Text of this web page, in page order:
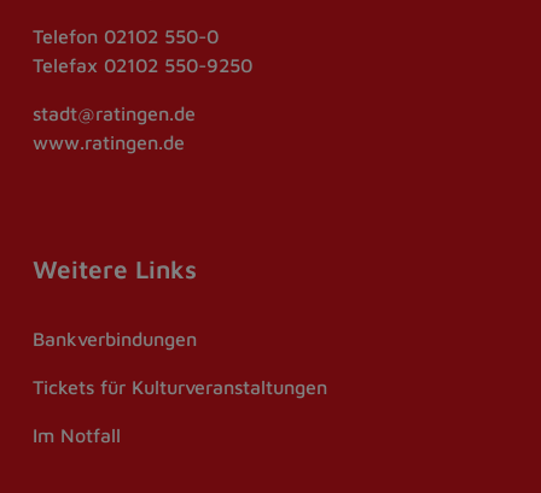
Telefon 02102 550-0
Telefax 02102 550-9250
stadt@ratingen.de
www.ratingen.de
Weitere Links
Bankverbindungen
Tickets für Kulturveranstaltungen
Im Notfall